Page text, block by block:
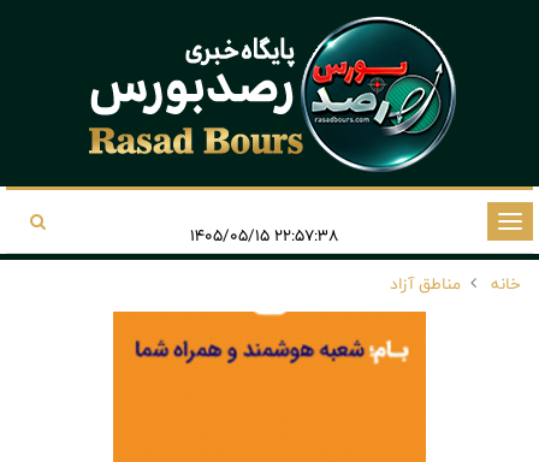
تغییر
وضعیت
ناوبری
خانه
مناطق آزاد